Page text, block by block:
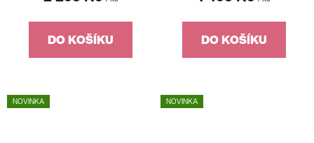
DO KOŠÍKU DO KOŠÍKU
NOVINKA NOVINKA